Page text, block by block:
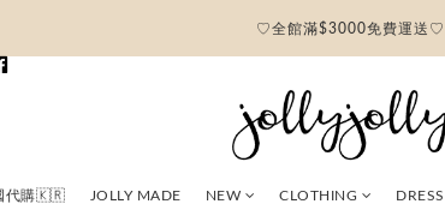
♡全館滿$3000免費運送♡
代購🇰🇷 JOLLY MADE NEW CLOTHING DRESS